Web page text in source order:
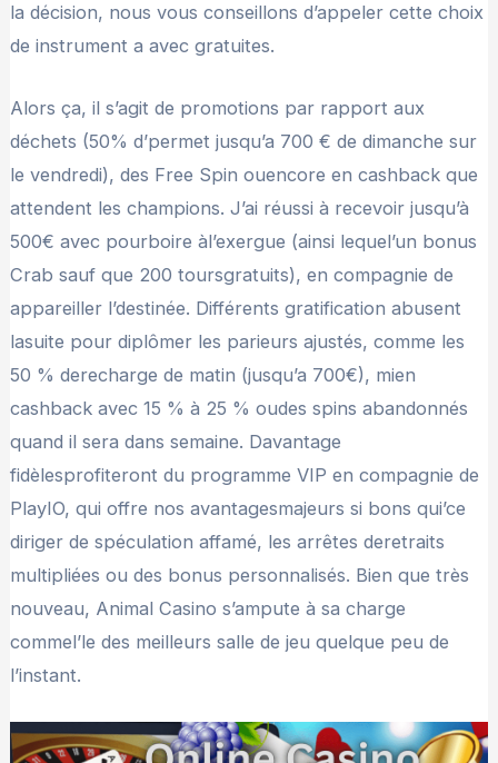
la décision, nous vous conseillons d’appeler cette choix
de instrument a avec gratuites.
Alors ça, il s’agit de promotions par rapport aux
déchets (50% d’permet jusqu’a 700 € de dimanche sur
le vendredi), des Free Spin ouencore en cashback que
attendent les champions. J’ai réussi à recevoir jusqu’à
500€ avec pourboire àl’exergue (ainsi lequel’un bonus
Crab sauf que 200 toursgratuits), en compagnie de
appareiller l’destinée. Différents gratification abusent
lasuite pour diplômer les parieurs ajustés, comme les
50 % derecharge de matin (jusqu’a 700€), mien
cashback avec 15 % à 25 % oudes spins abandonnés
quand il sera dans semaine. Davantage
fidèlesprofiteront du programme VIP en compagnie de
PlayIO, qui offre nos avantagesmajeurs si bons qui’ce
diriger de spéculation affamé, les arrêtes deretraits
multipliées ou des bonus personnalisés. Bien que très
nouveau, Animal Casino s’ampute à sa charge
commel’le des meilleurs salle de jeu quelque peu de
l’instant.